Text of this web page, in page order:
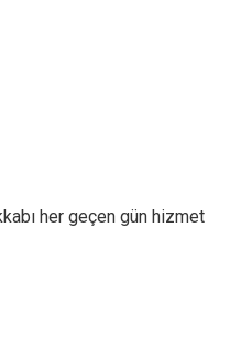
her geçen gün hizmet